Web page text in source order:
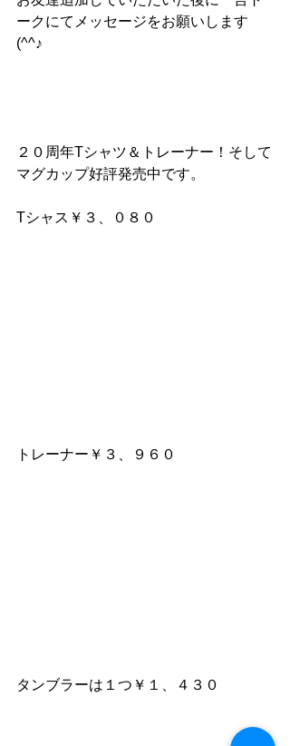
ークにてメッセージをお願いします
(^^♪
２０周年Tシャツ＆トレーナー！そして
マグカップ好評発売中です。
Tシャス￥３、０８０
トレーナー￥３、９６０
タンブラーは１つ￥１、４３０